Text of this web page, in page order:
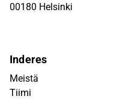
00180 Helsinki
Inderes
Meistä
Tiimi